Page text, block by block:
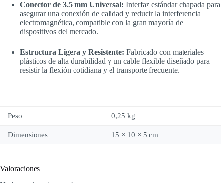
Conector de 3.5 mm Universal: Interfaz estándar chapada para
asegurar una conexión de calidad y reducir la interferencia
electromagnética, compatible con la gran mayoría de
dispositivos del mercado.
Estructura Ligera y Resistente: Fabricado con materiales
plásticos de alta durabilidad y un cable flexible diseñado para
resistir la flexión cotidiana y el transporte frecuente.
Peso 0,25 kg
Dimensiones 15 × 10 × 5 cm
Valoraciones